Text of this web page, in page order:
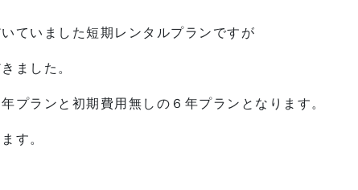
ていました短期レンタルプランですが
ました。
プランと初期費用無しの６年プランとなります。
す。